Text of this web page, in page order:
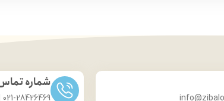
شماره
021-28426469 | 031-33686592